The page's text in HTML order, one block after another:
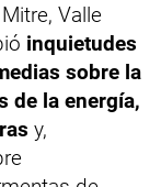
Valle
inquietudes
sobre la
de la energía,
y,